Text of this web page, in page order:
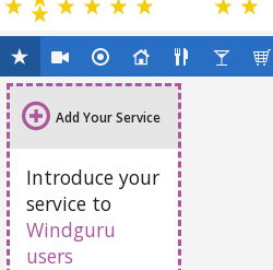
Add Your Service
Introduce your
service to
Windguru
users